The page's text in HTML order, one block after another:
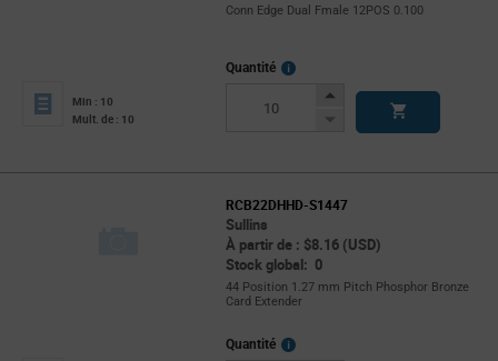
Conn Edge Dual Fmale 12POS 0.100
Min : 10
Mult. de : 10
Quantité
More
Increase
Decrease
RCB22DHHD-S1447
Sullins
À partir de : $8.16 (USD)
Stock global: 0
44 Position 1.27 mm Pitch Phosphor Bronze
Card Extender
Quantité
More